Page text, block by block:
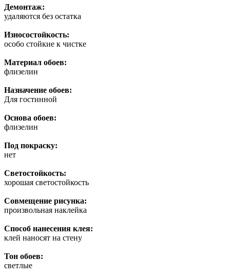
Демонтаж:
удаляются без остатка
Износостойкость:
особо стойкие к чистке
Материал обоев:
флизелин
Назначение обоев:
Для гостинной
Основа обоев:
флизелин
Под покраску:
нет
Светостойкость:
хорошая светостойкость
Совмещение рисунка:
произвольная наклейка
Способ нанесения клея:
клей наносят на стену
Тон обоев:
светлые